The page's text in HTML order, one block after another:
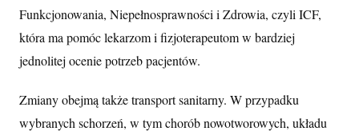
Funkcjonowania, Niepełnosprawności i Zdrowia, czyli ICF,
która ma pomóc lekarzom i fizjoterapeutom w bardziej
jednolitej ocenie potrzeb pacjentów.
Zmiany obejmą także transport sanitarny. W przypadku
wybranych schorzeń, w tym chorób nowotworowych, układu